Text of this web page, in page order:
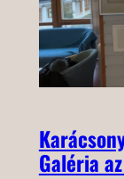
Galéria